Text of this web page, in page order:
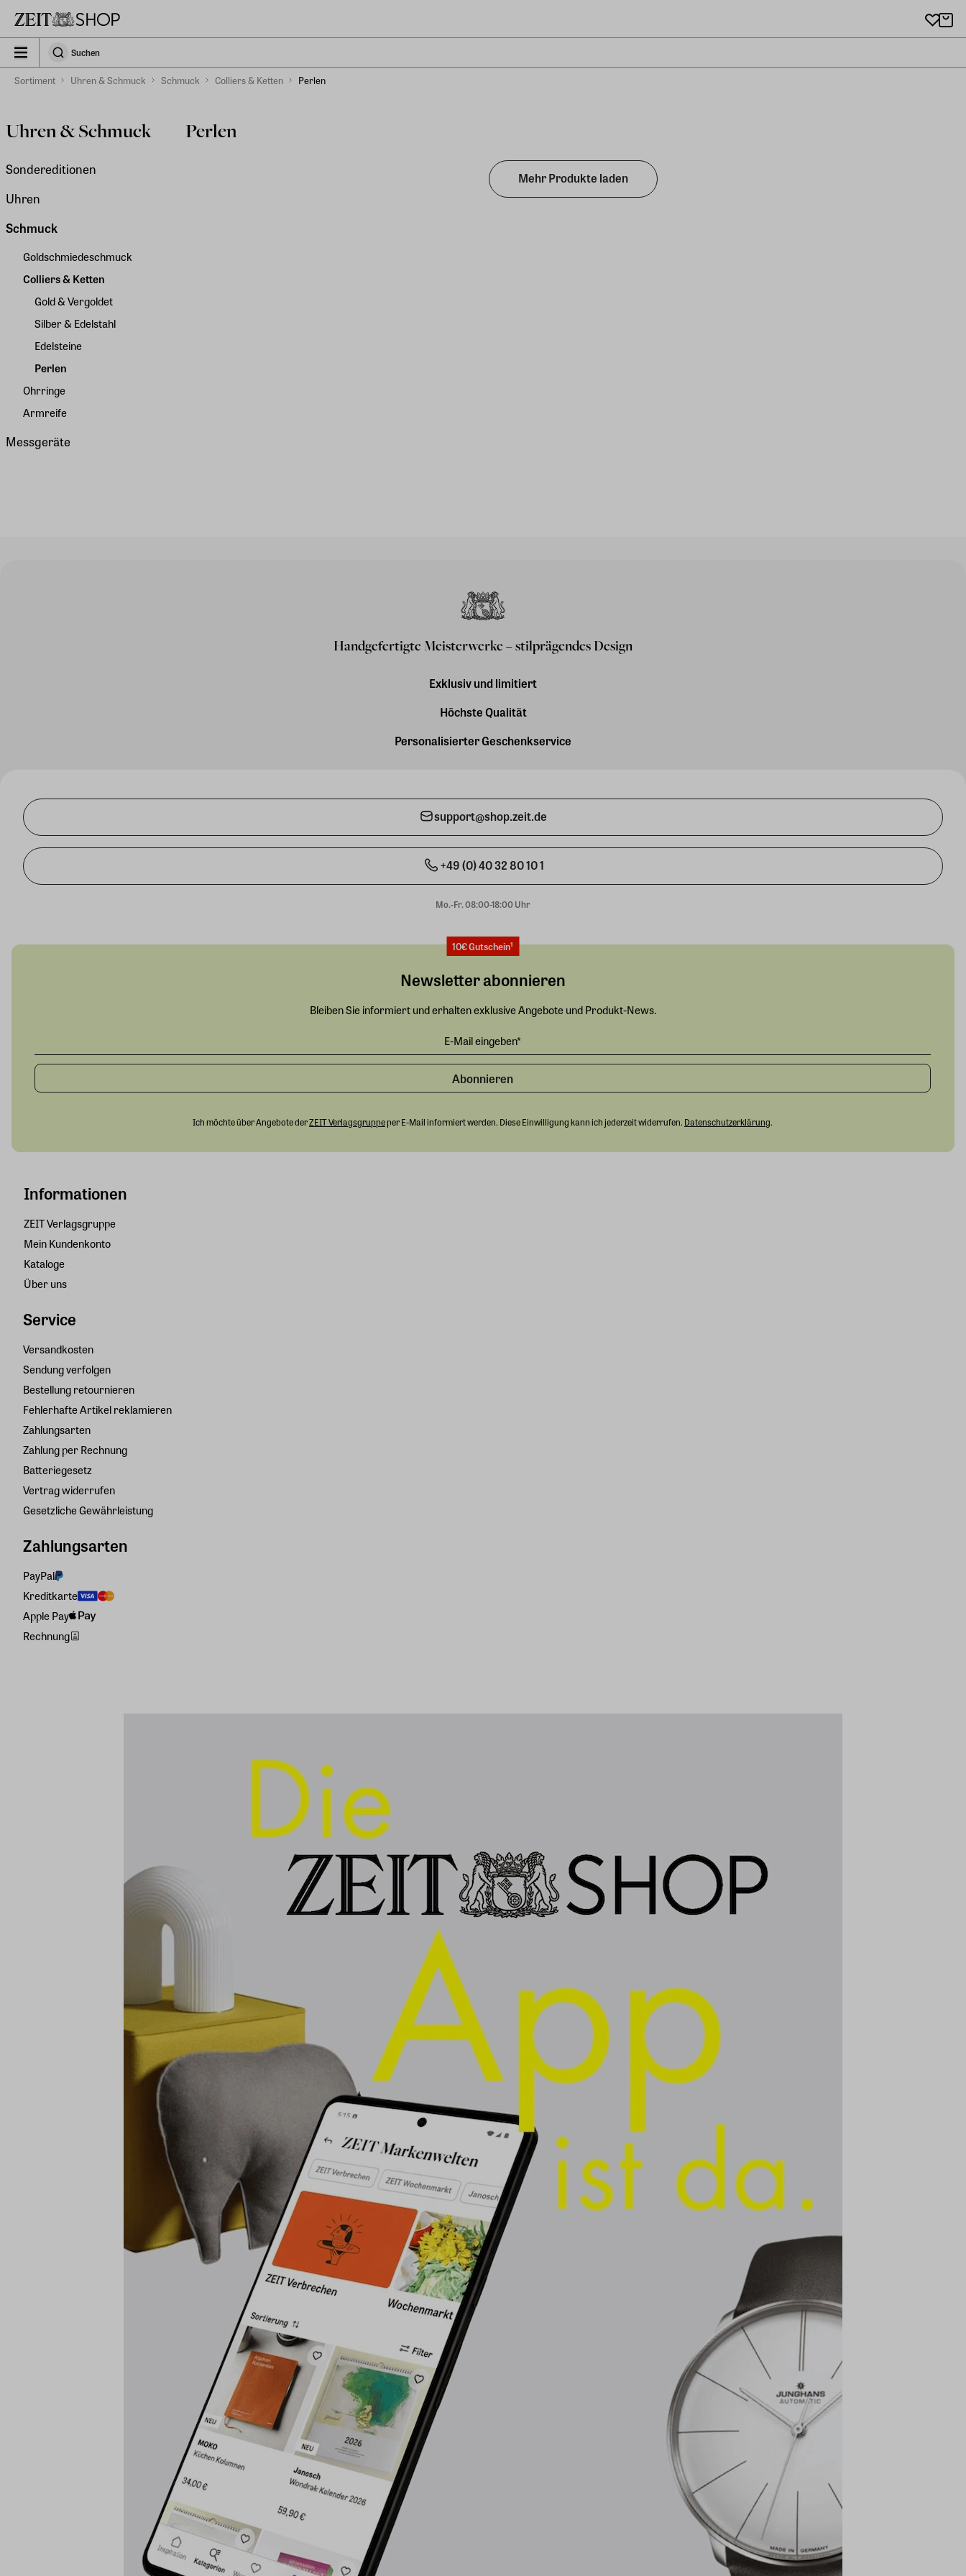
zeit_storefront.components.search.collapsed
SuchenSuchen
Sortiment Uhren & Schmuck Schmuck Colliers & Ketten Perlen
Uhren & Schmuck
Sondereditionen
Uhren
Schmuck
Goldschmiedeschmuck
Colliers & Ketten
Gold & Vergoldet
Silber & Edelstahl
Edelsteine
Perlen
Ohrringe
Armreife
Messgeräte
Perlen
Mehr Produkte laden
Handgefertigte Meisterwerke – stilprägendes Design
Exklusiv und limitiert
Höchste Qualität
Personalisierter Geschenkservice
support@shop.zeit.de
+49 (0) 40 32 80 10 1
Mo.-Fr. 08:00-18:00 Uhr
Informationen
ZEIT Verlagsgruppe
Mein Kundenkonto
Kataloge
Über uns
Service
Versandkosten
Sendung verfolgen
Bestellung retournieren
Fehlerhafte Artikel reklamieren
Zahlungsarten
Zahlung per Rechnung
Batteriegesetz
Vertrag widerrufen
Gesetzliche Gewährleistung
Zahlungsarten
PayPal
Kreditkarte
Apple Pay
Rechnung
10€ Gutschein¹
Newsletter abonnieren
Bleiben Sie informiert und erhalten exklusive Angebote und Produkt-News.
Abonnieren
Ich möchte über Angebote derZEIT Verlagsgruppeper E-Mail informiert werden. Diese Einwilligung kann ich jederzeit widerrufen. Datenschutzerklärung.